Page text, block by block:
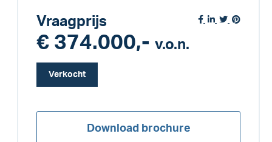
Vraagprijs
€ 374.000,- v.o.n.
Verkocht
Download brochure